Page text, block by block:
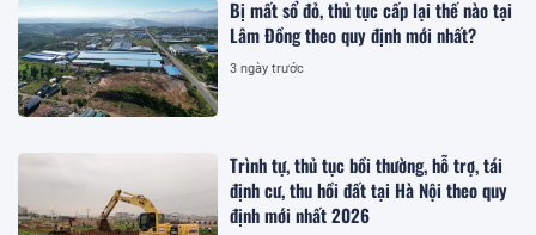
Bị mất sổ đỏ, thủ tục cấp lại thế nào tại
Lâm Đồng theo quy định mới nhất?
3 ngày trước
Trình tự, thủ tục bồi thường, hỗ trợ, tái
định cư, thu hồi đất tại Hà Nội theo quy
định mới nhất 2026